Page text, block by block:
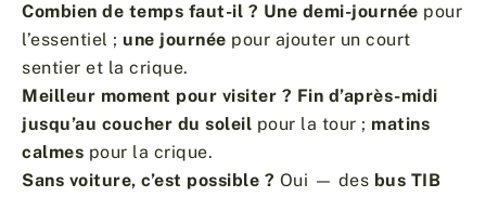
Combien de temps faut-il ? Une demi-journée pour
l’essentiel ; une journée pour ajouter un court
sentier et la crique.
Meilleur moment pour visiter ? Fin d’après-midi
jusqu’au coucher du soleil pour la tour ; matins
calmes pour la crique.
Sans voiture, c’est possible ? Oui — des bus TIB